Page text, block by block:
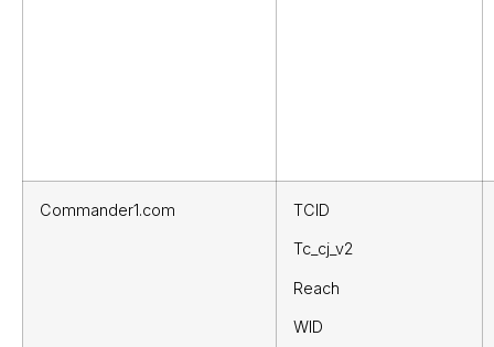
Commander1.com TCID
Tc_cj_v2
Reach
WID